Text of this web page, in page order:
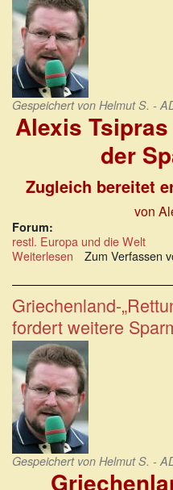
Gespeichert von Helmut S. -
Alexis
der
Zugleich bereitet
von
Forum:
restl. Europa und die Welt
Weiterlesen über
Tsipras
verkündet
Ende
der
Sparpolitik
Zum Verfassen
Griechenland-
fordert weitere
Gespeichert von Helmut S. -